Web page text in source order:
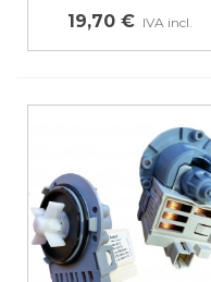
19,70 € IVA incl.